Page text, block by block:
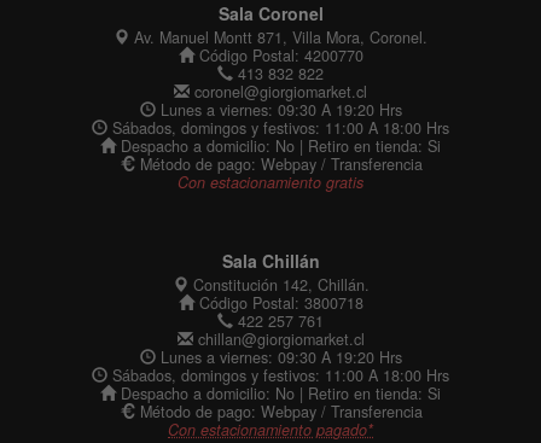
Sala Coronel
Av. Manuel Montt 871, Villa Mora, Coronel.
Código Postal: 4200770
413 832 822
coronel@giorgiomarket.cl
Lunes a viernes: 09:30 A 19:20 Hrs
Sábados, domingos y festivos: 11:00 A 18:00 Hrs
Despacho a domicilio: No | Retiro en tienda: Si
Método de pago: Webpay / Transferencia
Con estacionamiento gratis
Sala Chillán
Constitución 142, Chillán.
Código Postal: 3800718
422 257 761
chillan@giorgiomarket.cl
Lunes a viernes: 09:30 A 19:20 Hrs
Sábados, domingos y festivos: 11:00 A 18:00 Hrs
Despacho a domicilio: No | Retiro en tienda: Si
Método de pago: Webpay / Transferencia
Con estacionamiento pagado*